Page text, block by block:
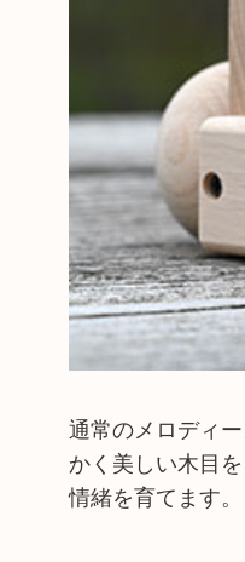
通常のメロディ
かく美しい木目
情緒を育てます。